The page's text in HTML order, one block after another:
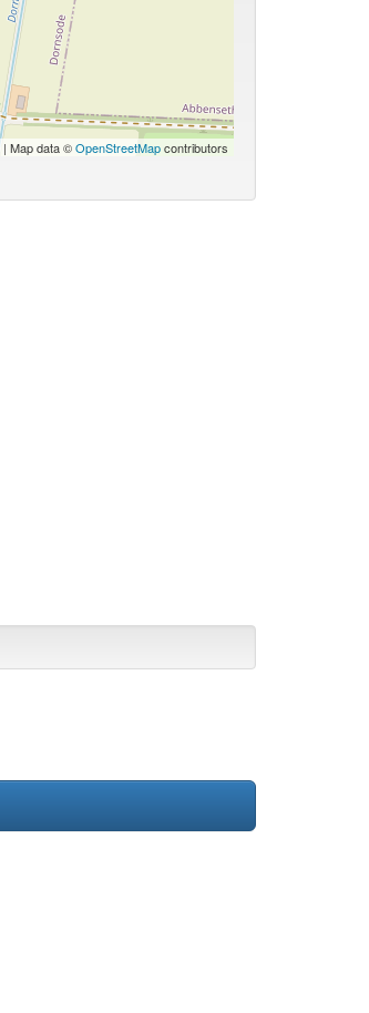
| Map data ©OpenStreetMapcontributors